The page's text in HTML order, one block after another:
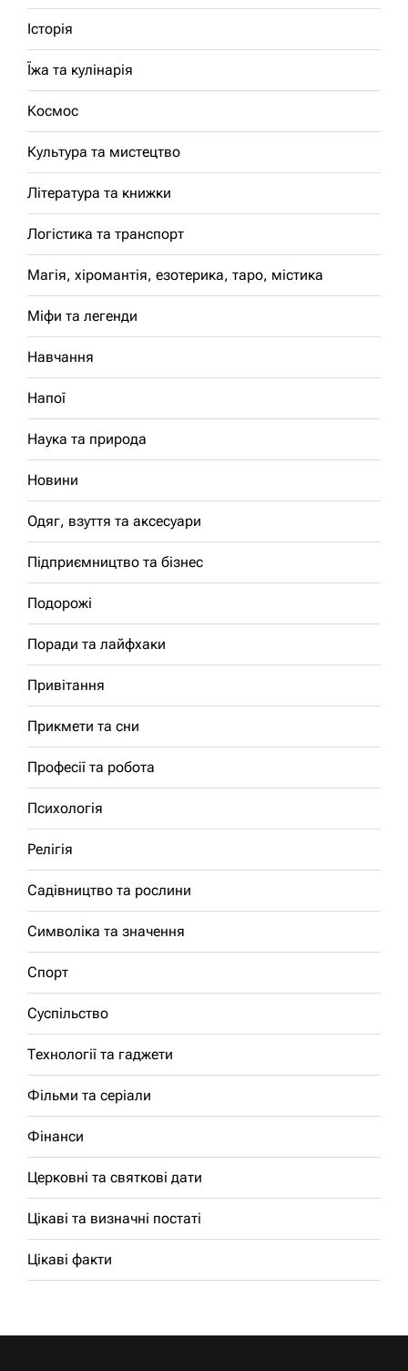
Історія
Їжа та кулінарія
Космос
Культура та мистецтво
Література та книжки
Логістика та транспорт
Магія, хіромантія, езотерика, таро, містика
Міфи та легенди
Навчання
Напої
Наука та природа
Новини
Одяг, взуття та аксесуари
Підприємництво та бізнес
Подорожі
Поради та лайфхаки
Привітання
Прикмети та сни
Професії та робота
Психологія
Релігія
Садівництво та рослини
Символіка та значення
Спорт
Суспільство
Технології та гаджети
Фільми та серіали
Фінанси
Церковні та святкові дати
Цікаві та визначні постаті
Цікаві факти